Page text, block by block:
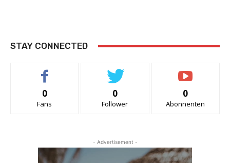
STAY CONNECTED
0
Fans
0
Follower
0
Abonnenten
- Advertisement -